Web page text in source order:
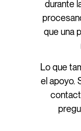
durante
que una
Lo que
el apoyo.